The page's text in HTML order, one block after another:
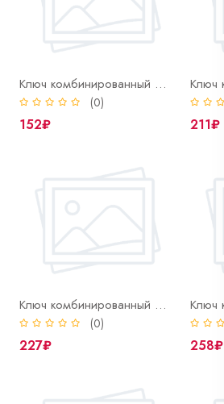
Ключ комбинированный 13 мм
(0)
152₽ 211₽
Ключ комбинированный 15 мм
(0)
227₽ 258₽